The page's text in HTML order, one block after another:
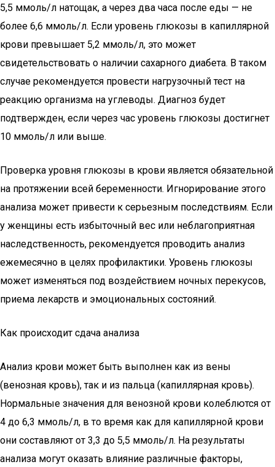
5,5 ммоль/л натощак, а через два часа после еды — не
более 6,6 ммоль/л. Если уровень глюкозы в капиллярной
крови превышает 5,2 ммоль/л, это может
свидетельствовать о наличии сахарного диабета. В таком
случае рекомендуется провести нагрузочный тест на
реакцию организма на углеводы. Диагноз будет
подтвержден, если через час уровень глюкозы достигнет
10 ммоль/л или выше.
Проверка уровня глюкозы в крови является обязательной
на протяжении всей беременности. Игнорирование этого
анализа может привести к серьезным последствиям. Если
у женщины есть избыточный вес или неблагоприятная
наследственность, рекомендуется проводить анализ
ежемесячно в целях профилактики. Уровень глюкозы
может изменяться под воздействием ночных перекусов,
приема лекарств и эмоциональных состояний.
Как происходит сдача анализа
Анализ крови может быть выполнен как из вены
(венозная кровь), так и из пальца (капиллярная кровь).
Нормальные значения для венозной крови колеблются от
4 до 6,3 ммоль/л, в то время как для капиллярной крови
они составляют от 3,3 до 5,5 ммоль/л. На результаты
анализа могут оказать влияние различные факторы,